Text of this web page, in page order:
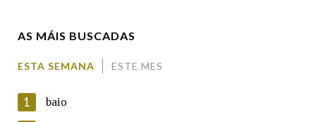
AS MÁIS BUSCADAS
ESTA SEMANA ESTE MES
1 baio